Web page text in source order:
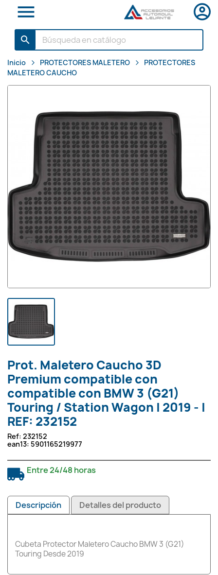

search
Inicio PROTECTORES MALETERO
PROTECTORES
MALETERO CAUCHO
Prot. Maletero Caucho 3D
Premium compatible con
compatible con BMW 3 (G21)
Touring / Station Wagon | 2019 - |
REF: 232152
Ref: 232152
ean13: 5901165219977
Entre 24/48 horas
Descripción Detalles del producto
Cubeta Protector Maletero Caucho BMW 3 (G21)
Touring Desde 2019